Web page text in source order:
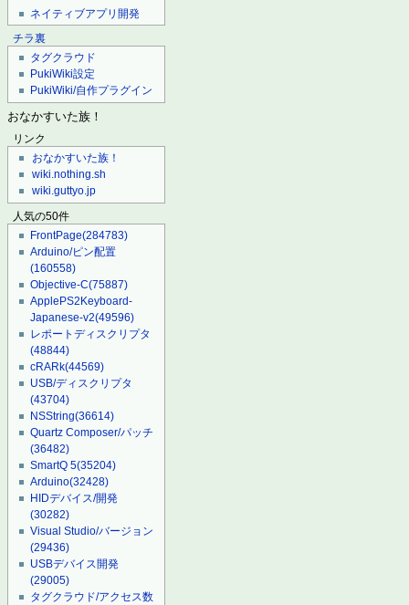
ネイティブアプリ開発
チラ裏
タグクラウド
PukiWiki設定
PukiWiki/自作プラグイン
おなかすいた族！
リンク
おなかすいた族！
wiki.nothing.sh
wiki.guttyo.jp
人気の50件
FrontPage(284783)
Arduino/ピン配置
(160558)
Objective-C(75887)
ApplePS2Keyboard-
Japanese-v2(49596)
レポートディスクリプタ
(48844)
cRARk(44569)
USB/ディスクリプタ
(43704)
NSString(36614)
Quartz Composer/パッチ
(36482)
SmartQ 5(35204)
Arduino(32428)
HIDデバイス/開発
(30282)
Visual Studio/バージョン
(29436)
USBデバイス開発
(29005)
タグクラウド/アクセス数